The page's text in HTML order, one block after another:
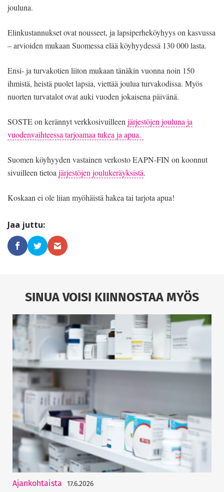
jouluna.
Elinkustannukset ovat nousseet, ja lapsiperheköyhyys on kasvussa
– arvioiden mukaan Suomessa elää köyhyydessä 130 000 lasta.
Ensi- ja turvakotien liiton mukaan tänäkin vuonna noin 150
ihmistä, heistä puolet lapsia, viettää joulua turvakodissa. Myös
nuorten turvatalot ovat auki vuoden jokaisena päivänä.
SOSTE on kerännyt verkkosivuilleen järjestöjen jouluna ja
vuodenvaihteessa tarjoamaa tukea ja apua.
Suomen köyhyyden vastainen verkosto EAPN-FIN on koonnut
sivuilleen tietoa järjestöjen joulukeräyksistä.
Koskaan ei ole liian myöhäistä hakea tai tarjota apua!
SINUA VOISI KIINNOSTAA MYÖS
Ajankohtaista 17.6.2026